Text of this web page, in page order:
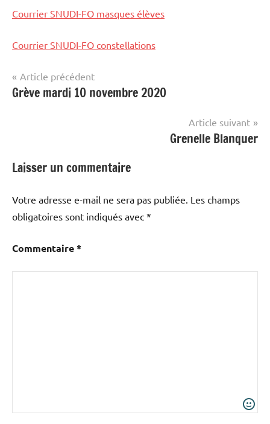
Courrier SNUDI-FO masques élèves
Courrier SNUDI-FO constellations
Années
Navigation
de
Article précédent
Grève mardi 10 novembre 2020
Article suivant
Grenelle Blanquer
Laisser un commentaire
Votre adresse e-mail ne sera pas publiée. Les champs
obligatoires sont indiqués avec *
Commentaire*